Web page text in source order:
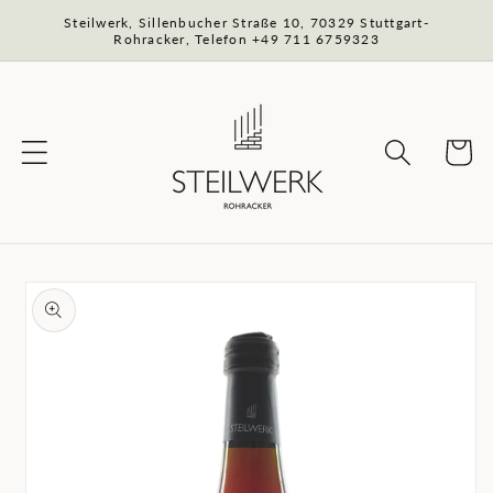
zum
Steilwerk, Sillenbucher Straße 10, 70329 Stuttgart-
Rohracker, Telefon +49 711 6759323